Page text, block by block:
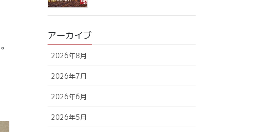
アーカイブ
2026年8月
2026年7月
2026年6月
2026年5月